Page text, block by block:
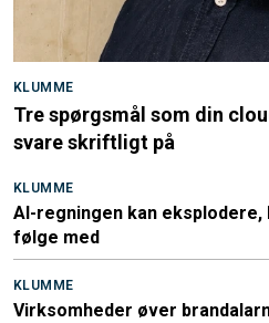
KLUMME
Tre spørgsmål som din
svare skriftligt på
KLUMME
AI-regningen kan
følge med
KLUMME
Virksomheder øver